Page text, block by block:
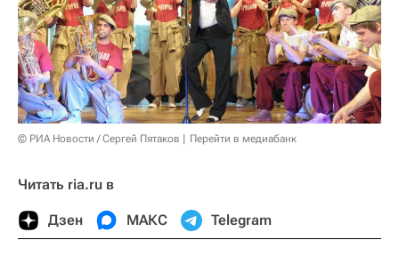
© РИА Новости / Сергей Пятаков Перейти в медиабанк
Читать ria.ru в
Дзен МАКС Telegram